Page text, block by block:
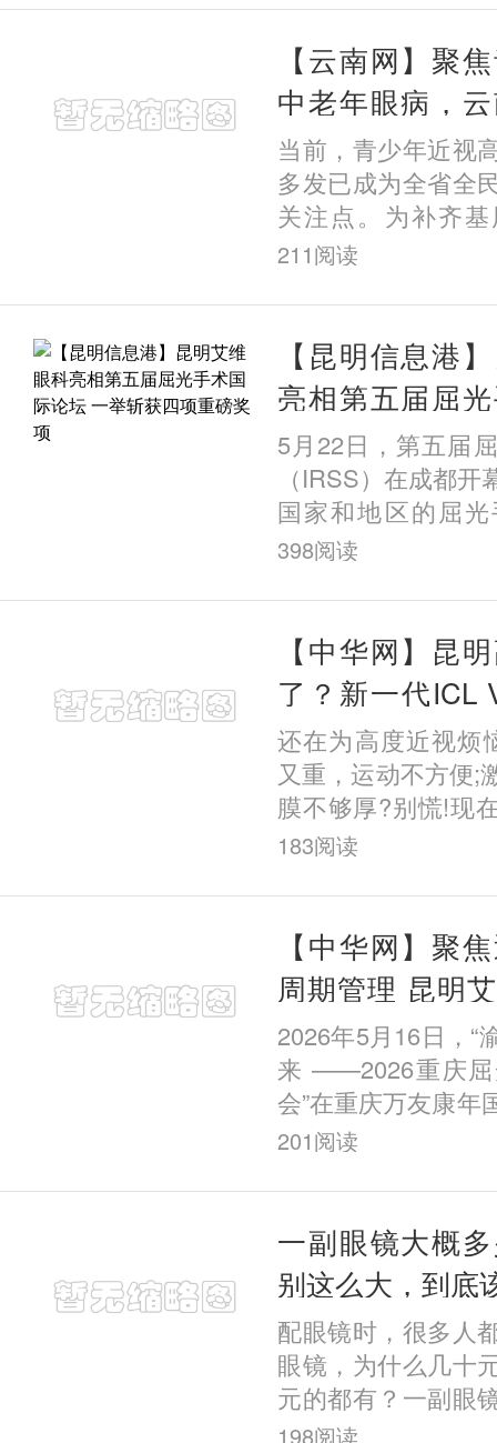
视手术
【云南网】聚
中老年眼病，
院深耕基层护健
当前，青少年近视
多发已成为全省全
关注点。为补齐
板，近日，云南艾
龄段
211阅读
【昆明信息港
亮相第五届屈
一举斩获四项重
5月22日，第五届
（IRSS）在成都
国家和地区的屈
堂，围绕全飞秒技
交流。昆
398阅读
【中华网】昆
了？新一代ICL
多牛？深度解析
还在为高度近视烦
又重，运动不方便;
膜不够厚?别慌!现
更安全的选择
里戴了一副“超
183阅读
【中华网】聚
周期管理 昆明
院长在重庆屈
题报告
2026年5月16日，“
来 ——2026重庆屈
会”在重庆万友康年
幕。本次会议汇聚
应用
201阅读
一副眼镜大概
别这么大，到底
配眼镜时，很多人
眼镜，为什么几十
元的都有？一副眼
合理？其实眼镜
198阅读